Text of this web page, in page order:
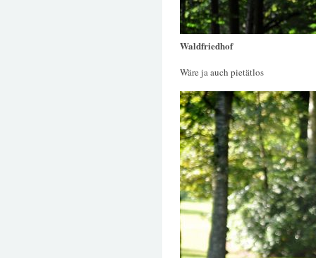
Waldfriedhof
Wäre ja auch pietätlos